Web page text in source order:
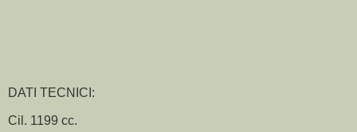
DATI TECNICI:
Cil. 1199 cc.